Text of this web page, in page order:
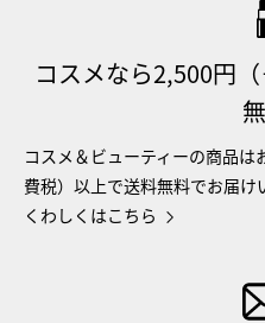
コスメなら2,500円
コスメ＆ビューティーの商品
費税）以上で送料無料でお届け
くわしくはこちら